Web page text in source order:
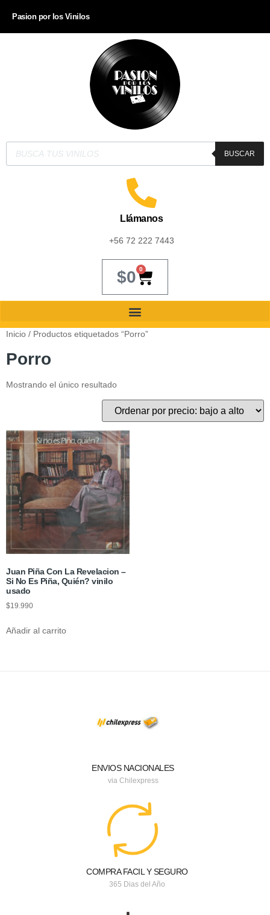
Pasion por los Vinilos
BUSCAR
Llámanos
+56 72 222 7443
$0 0
Inicio / Productos etiquetados “Porro”
Porro
Mostrando el único resultado
Juan Piña Con La Revelacion –
Si No Es Piña, Quién? vinilo
usado
$19.990
Añadir al carrito
ENVIOS NACIONALES
via Chilexpress
COMPRA FACIL Y SEGURO
365 Dias del Año